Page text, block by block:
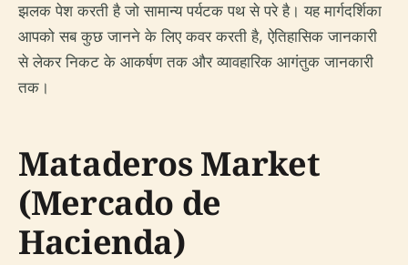
झलक पेश करती है जो सामान्य पर्यटक पथ से परे है। यह मार्गदर्शिका
आपको सब कुछ जानने के लिए कवर करती है, ऐतिहासिक जानकारी
से लेकर निकट के आकर्षण तक और व्यावहारिक आगंतुक जानकारी
तक।
Mataderos Market
(Mercado de
Hacienda)